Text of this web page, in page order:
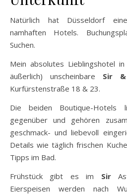
werden. Aber das entscheidet
DieAutobahnenA3, A44, A46,
Landeshauptstadt.
Unterkunft
Natürlich hat Düsseldorf
namhaften Hotels.
Suchen.
Mein absolutes Lieblingshotel
äußerlich) unscheinbare Sir
Kurfürstenstraße 18 & 23.
gegenüber und gehören